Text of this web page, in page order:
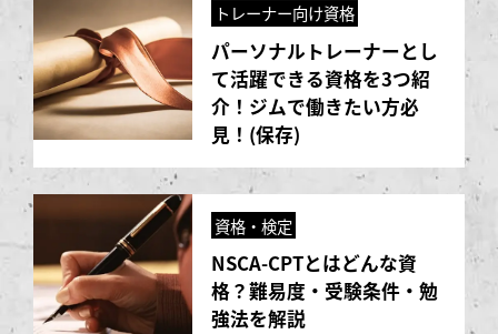
トレーナー向け資格
パーソナルトレーナーとし
て活躍できる資格を3つ紹
介！ジムで働きたい方必
見！(保存)
資格・検定
NSCA-CPTとはどんな資
格？難易度・受験条件・勉
強法を解説